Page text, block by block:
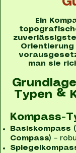
E in
Orientierung
man sie
Typen &
Kompass-
Basiskompass
Compass) –